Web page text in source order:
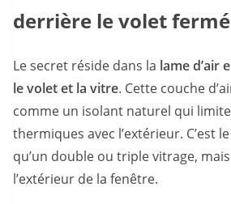
derrière le volet fermé
Le secret réside dans la lame d’air
le volet et la vitre. Cette couche
comme un isolant naturel qui
thermiques avec l’extérieur. C’est
qu’un double ou triple vitrage,
l’extérieur de la fenêtre.